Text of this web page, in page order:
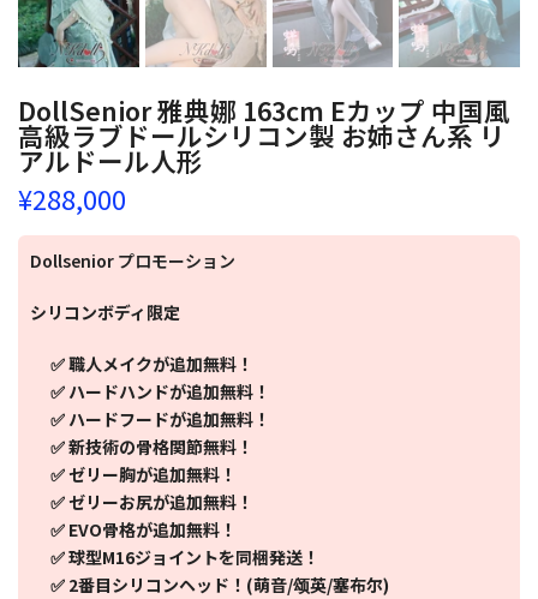
DollSenior 雅典娜 163cm Eカップ 中国風
高級ラブドールシリコン製 お姉さん系 リ
アルドール人形
¥288,000
Dollsenior プロモーション
シリコンボディ限定
✅ 職人メイクが追加無料！
✅ ハードハンドが追加無料！
✅ ハードフードが追加無料！
✅ 新技術の骨格関節無料！
✅ ゼリー胸が追加無料！
✅ ゼリーお尻が追加無料！
✅ EVO骨格が追加無料！
✅ 球型M16ジョイントを同梱発送！
✅ 2番目シリコンヘッド！(萌音/颂英/塞布尔)